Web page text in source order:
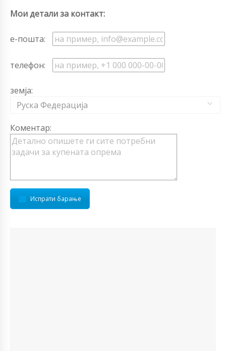
Мои детали за контакт:
е-пошта:
телефон:
земја:
Руска Федерација
Коментар:
Испрати барање